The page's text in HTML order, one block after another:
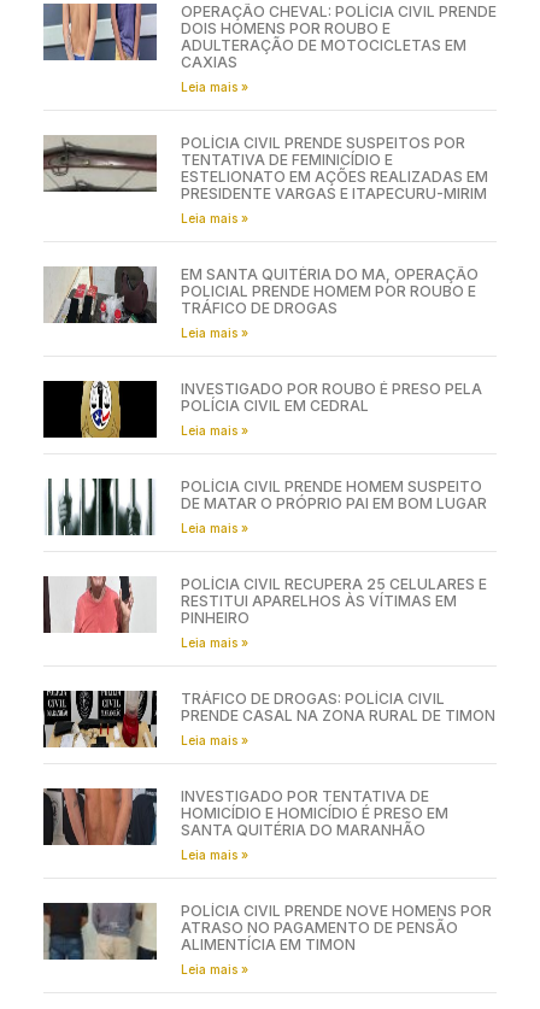
OPERAÇÃO CHEVAL: POLÍCIA CIVIL PRENDE
DOIS HOMENS POR ROUBO E
ADULTERAÇÃO DE MOTOCICLETAS EM
CAXIAS
Leia mais »
POLÍCIA CIVIL PRENDE SUSPEITOS POR
TENTATIVA DE FEMINICÍDIO E
ESTELIONATO EM AÇÕES REALIZADAS EM
PRESIDENTE VARGAS E ITAPECURU-MIRIM
Leia mais »
EM SANTA QUITÉRIA DO MA, OPERAÇÃO
POLICIAL PRENDE HOMEM POR ROUBO E
TRÁFICO DE DROGAS
Leia mais »
INVESTIGADO POR ROUBO É PRESO PELA
POLÍCIA CIVIL EM CEDRAL
Leia mais »
POLÍCIA CIVIL PRENDE HOMEM SUSPEITO
DE MATAR O PRÓPRIO PAI EM BOM LUGAR
Leia mais »
POLÍCIA CIVIL RECUPERA 25 CELULARES E
RESTITUI APARELHOS ÀS VÍTIMAS EM
PINHEIRO
Leia mais »
TRÁFICO DE DROGAS: POLÍCIA CIVIL
PRENDE CASAL NA ZONA RURAL DE TIMON
Leia mais »
INVESTIGADO POR TENTATIVA DE
HOMICÍDIO E HOMICÍDIO É PRESO EM
SANTA QUITÉRIA DO MARANHÃO
Leia mais »
POLÍCIA CIVIL PRENDE NOVE HOMENS POR
ATRASO NO PAGAMENTO DE PENSÃO
ALIMENTÍCIA EM TIMON
Leia mais »